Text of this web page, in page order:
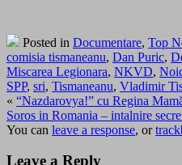
Posted in Documentare, Top
comisia tismaneanu, Dan Puric,
Miscarea Legionara, NKVD,
SPP, sri, Tismaneanu, Vladimir
« “Nazdarovya!” cu Regina
Soros in Romania – intalnire
You can leave a response, or
Leave a Reply